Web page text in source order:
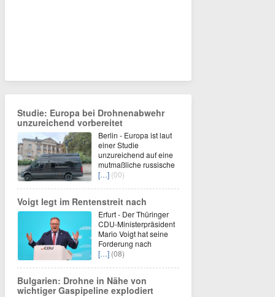
Studie: Europa bei Drohnenabwehr
unzureichend vorbereitet
Berlin - Europa ist laut
einer Studie
unzureichend auf eine
mutmaßliche russische
[…] (00)
Voigt legt im Rentenstreit nach
Erfurt - Der Thüringer
CDU-Ministerpräsident
Mario Voigt hat seine
Forderung nach
[…] (08)
Bulgarien: Drohne in Nähe von
wichtiger Gaspipeline explodiert